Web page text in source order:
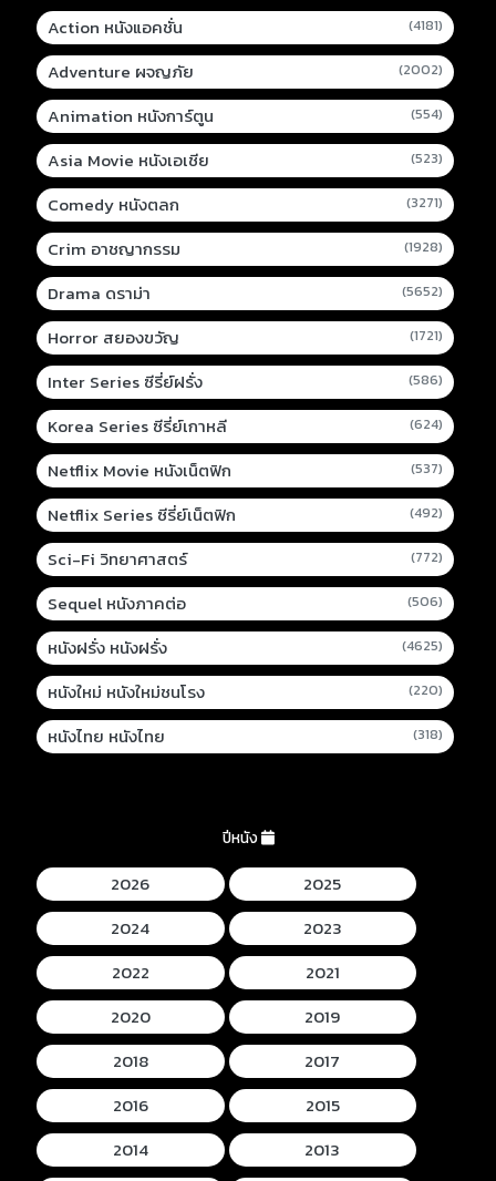
Action หนังแอคชั่น (4181)
Adventure ผจญภัย (2002)
Animation หนังการ์ตูน (554)
Asia Movie หนังเอเชีย (523)
Comedy หนังตลก (3271)
Crim อาชญากรรม (1928)
Drama ดราม่า (5652)
Horror สยองขวัญ (1721)
Inter Series ซีรี่ย์ฝรั่ง (586)
Korea Series ซีรี่ย์เกาหลี (624)
Netflix Movie หนังเน็ตฟิก (537)
Netflix Series ซีรี่ย์เน็ตฟิก (492)
Sci-Fi วิทยาศาสตร์ (772)
Sequel หนังภาคต่อ (506)
หนังฝรั่ง หนังฝรั่ง (4625)
หนังใหม่ หนังใหม่ชนโรง (220)
หนังไทย หนังไทย (318)
ปีหนัง
2026
2025
2024
2023
2022
2021
2020
2019
2018
2017
2016
2015
2014
2013